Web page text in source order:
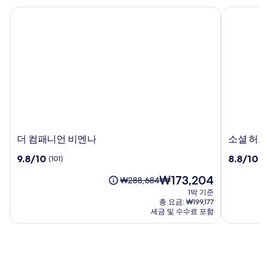
더
패
나
더 컴패니언 비엔나
10
점,
9.8/10 (101)
요
₩288,684
이
₩288,684현
요
금
₩173,204
₩173,204
1박 기준
총 요금: ₩199,177
세금 및 수수료 포함
더 컴패니언 비엔나
소
허
소셜 허
10
점,
8.8/10
소셜 허브